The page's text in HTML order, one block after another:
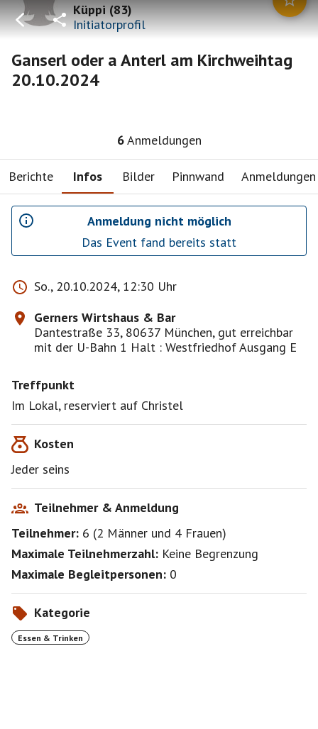
Küppi(83)
Initiatorprofil
Ganserl oder a Anterl am Kirchweihtag
20.10.2024
6Anmeldungen
Berichte Infos Bilder Pinnwand Anmeldungen
Anmeldung nicht möglich
Das Event fand bereits statt
So., 20.10.2024, 12:30 Uhr
Gerners Wirtshaus & Bar
Dantestraße 33, 80637 München, gut erreichbar
mit der U-Bahn 1 Halt : Westfriedhof Ausgang E
Treffpunkt
Im Lokal, reserviert auf Christel
Kosten
Jeder seins
Teilnehmer & Anmeldung
Teilnehmer: 6 (2 Männer und 4 Frauen)
Maximale Teilnehmerzahl: Keine Begrenzung
Maximale Begleitpersonen: 0
Kategorie
Essen & Trinken